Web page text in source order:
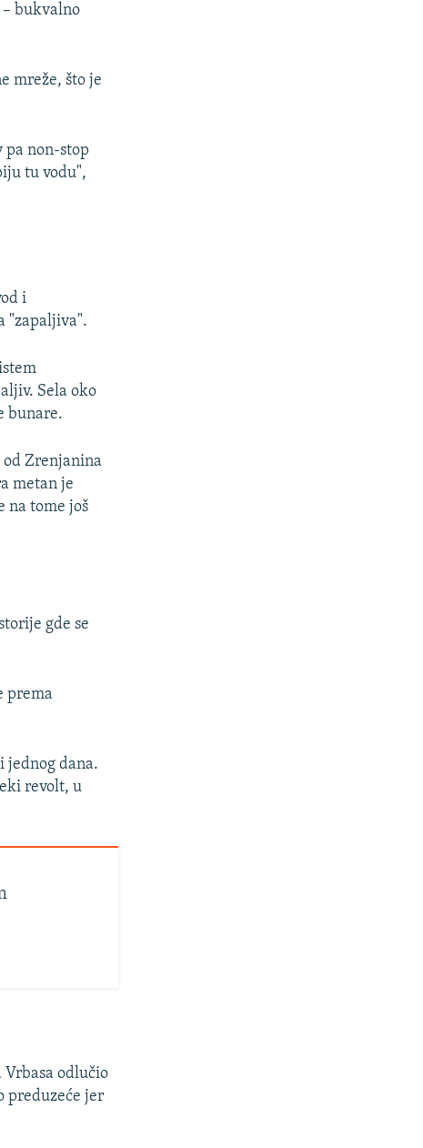
– bukvalno
mreže, što je
pa non-stop
tu vodu",
i
"zapaljiva".
Sela oko
bunare.
od Zrenjanina
metan je
na tome još
gde se
prema
jednog dana.
revolt, u
Vrbasa odlučio
preduzeće jer